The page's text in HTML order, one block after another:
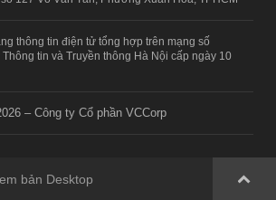
thông tin điện tử tổng hợp trên mạng số
tin và Truyền thông Hà Nội cấp ngày 10
– Công ty Cổ phần VCCorp
bản Desktop